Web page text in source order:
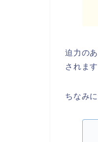
迫力の
されます
ちなみ